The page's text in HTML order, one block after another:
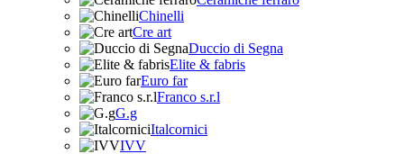
Chinelli
Cre art
Duccio di Segna
Elite & fabris
Euro far
Franco s.r.l
G.g
Italcornici
IVV